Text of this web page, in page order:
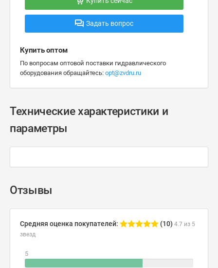
Задать вопрос
Купить оптом
По вопросам оптовой поставки гидравлического
оборудования обращайтесь: opt@zvdru.ru
Технические характеристики и
параметры
Отзывы
Средняя оценка покупателей: (10) 4.7 из 5
звезд
5